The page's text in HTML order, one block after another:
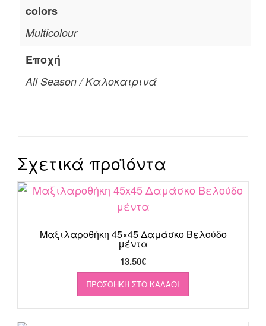
colors
Multicolour
Εποχή
All Season / Καλοκαιρινά
Σχετικά προϊόντα
Μαξιλαροθήκη 45×45 Δαμάσκο Βελούδο
μέντα
13.50€
ΠΡΟΣΘΉΚΗ ΣΤΟ ΚΑΛΆΘΙ